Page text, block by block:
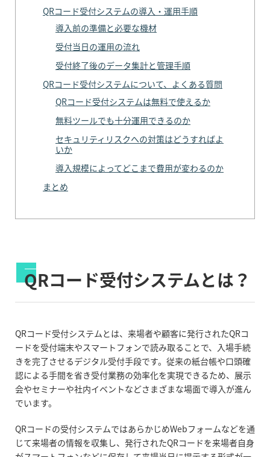
QRコード受付システムの導入・運用手順
導入前の準備と必要な機材
受付当日の運用の流れ
受付終了後のデータ集計と管理手順
QRコード受付システムについて、よくある質問
QRコード受付システムは無料で使えるか
無料ツールでも十分運用できるのか
セキュリティリスクへの対策はどうすればよ
いか
導入規模によってどこまで費用が変わるのか
まとめ
QRコード受付システムとは？
QRコード受付システムとは、来場者や顧客に発行されたQRコ
ードを受付端末やスマートフォンで読み取ることで、入場手続
きを完了させるデジタル受付手段です。従来の紙台帳や口頭確
認による手間を省き受付業務の効率化を実現できるため、展示
会やセミナーや社内イベントなどさまざまな場面で導入が進ん
でいます。
QRコードの受付システムではあらかじめWebフォームなどを通
じて来場者の情報を収集し、発行されたQRコードを来場者自身